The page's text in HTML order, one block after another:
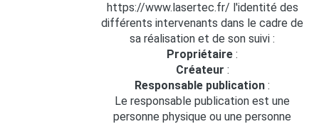
https://www.lasertec.fr/ l'identité des
différents intervenants dans le cadre de
sa réalisation et de son suivi :
Propriétaire :
Créateur :
Responsable publication :
Le responsable publication est une
personne physique ou une personne